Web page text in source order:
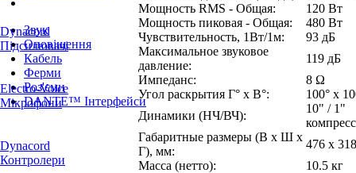
Звук
Оповіщення
Кабель
Ферми
Роз'єми
DANTE™ Інтерфейси
Dynacord
Підсилювачі
Electro-Voice
Мікрофони
Dynacord
Контролери
Мощность RMS - Общая:
120 Вт
Мощность пиковая - Общая:
480 Вт
Чувствительность, 1Вт/1м:
93 дБ
Максимальное звуковое
давление:
119 дБ
Импеданс:
8 Ω
Угол раскрытия Г° x В°:
100° x
Динамики (НЧ/ВЧ):
10" / 1"
Габаритные размеры (В x Ш x
Г), мм:
476 x
Масса (нетто):
10.5 кг